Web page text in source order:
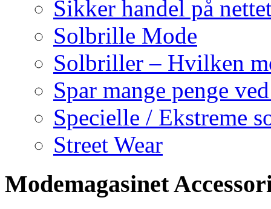
Sikker handel på
Solbrille Mode
Solbriller – Hvilken
Spar mange penge
Specielle / Ekstreme
Street Wear
Modemagasinet